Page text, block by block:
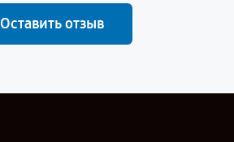
Оставить отзыв